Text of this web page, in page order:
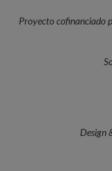
Proyecto cofinanciado
Design